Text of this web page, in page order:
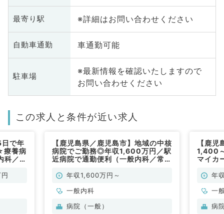
最寄り駅 ※詳細はお問い合わせください
自動車通勤 車通勤可能
駐車場
※最新情報を確認いたしますので
お問い合わせください
この求人と条件が近い求人
で年
養病
科／常
【鹿児島県／鹿児島市】地域の中核
病院でご勤務◎年収1,600万円／駅
近病院で通勤便利（一般内科／常
年収1,600万円～
一般内科
病院（一般）
【鹿
1,400
マイカ
年
一
科
病